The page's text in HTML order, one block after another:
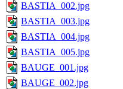
BASTIA_002.jpg
BASTIA_003.jpg
BASTIA_004.jpg
BASTIA_005.jpg
BAUGE_001.jpg
BAUGE_002.jpg